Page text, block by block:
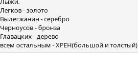
Легков - золото
Вылегжанин - серебро
Черноусов - бронза
Главацких - дерево
всем остальным - ХРЕН(большой и толстый)